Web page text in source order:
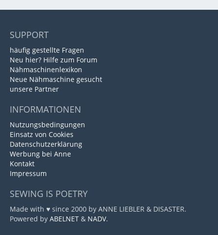
SUPPORT
häufig gestellte Fragen
Neu hier? Hilfe zum Forum
Nähmaschinenlexikon
Neue Nähmaschine gesucht
unsere Partner
INFORMATIONEN
Nutzungsbedingungen
Einsatz von Cookies
Datenschutzerklärung
Werbung bei Anne
Kontakt
Impressum
SEWING IS POETRY
Made with ♥ since 2000 by ANNE LIEBLER & DISASTER.
Powered by ABELNET & NADV.